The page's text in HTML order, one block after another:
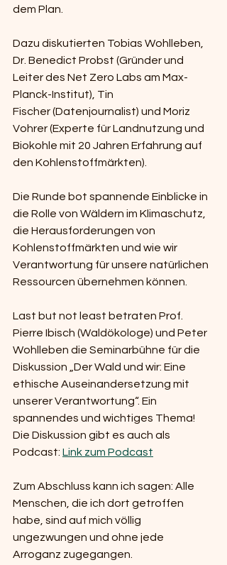
dem Plan.
Dazu diskutierten Tobias Wohlleben,
Dr. Benedict Probst (Gründer und
Leiter des Net Zero Labs am Max-
Planck-Institut), Tin
Fischer (Datenjournalist) und Moriz
Vohrer (Experte für Landnutzung und
Biokohle mit 20 Jahren Erfahrung auf
den Kohlenstoffmärkten).
Die Runde bot spannende Einblicke in
die Rolle von Wäldern im Klimaschutz,
die Herausforderungen von
Kohlenstoffmärkten und wie wir
Verantwortung für unsere natürlichen
Ressourcen übernehmen können.
Last but not least betraten Prof.
Pierre Ibisch (Waldökologe) und Peter
Wohlleben die Seminarbühne für die
Diskussion „Der Wald und wir: Eine
ethische Auseinandersetzung mit
unserer Verantwortung“. Ein
spannendes und wichtiges Thema!
Die Diskussion gibt es auch als
Podcast: Link zum Podcast
Zum Abschluss kann ich sagen: Alle
Menschen, die ich dort getroffen
habe, sind auf mich völlig
ungezwungen und ohne jede
Arroganz zugegangen.